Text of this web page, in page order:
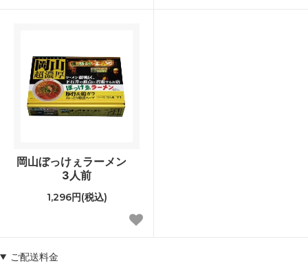
岡山ぼっけぇラーメン
3人前
1,296円(税込)
ご配送料金